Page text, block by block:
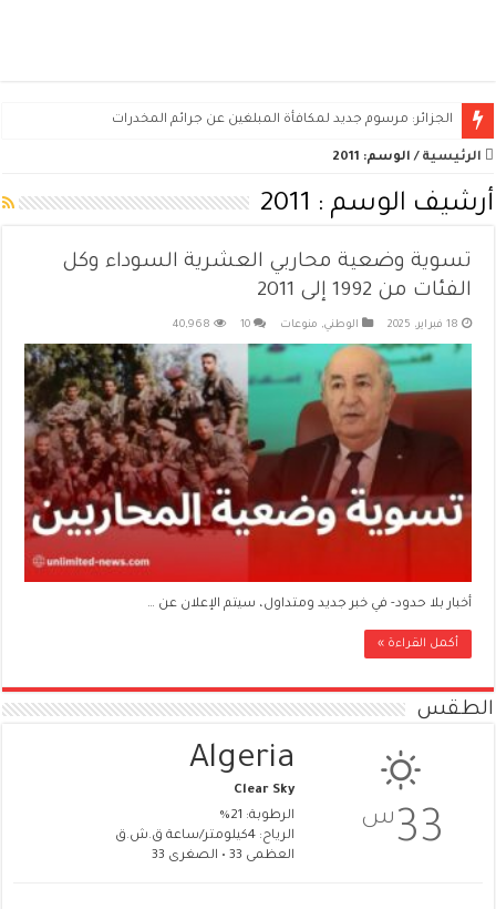
الجزائر: مرسوم جديد لمكافأة المبلغين عن جرائم المخدرات
الرئيسية / الوسم: 2011
أرشيف الوسم : 2011
تسوية وضعية محاربي العشرية السوداء وكل
الفئات من 1992 إلى 2011
18 فبراير، 2025 الوطني, منوعات 10
40,968
أخبار بلا حدود- في خبر جديد ومتداول، سيتم الإعلان عن …
أكمل القراءة »
الطقس
33 س
Algeria
Clear Sky
الرطوبة: 21%
الرياح: 4كيلومتر/ساعة ق.ش.ق‎
العظمى 33 • الصغرى 33